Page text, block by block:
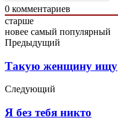
0 комментариев
старше
новее самый популярный
Предыдущий
Такую женщину ищу
Следующий
Я без тебя никто